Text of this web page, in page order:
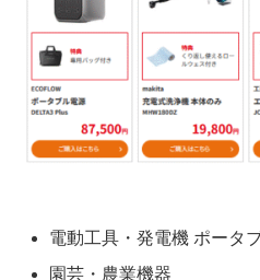
電動工具・発電機 ポータ
園芸・農業機器